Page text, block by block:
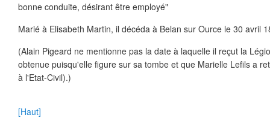
bonne conduite, désirant être employé"
Marié à Elisabeth Martin, il décéda à Belan sur Ource le 30 avril
(Alain Pigeard ne mentionne pas la date à laquelle il reçut la
obtenue puisqu'elle figure sur sa tombe et que Marielle Lefils a
à l'Etat-Civil).)
[Haut]